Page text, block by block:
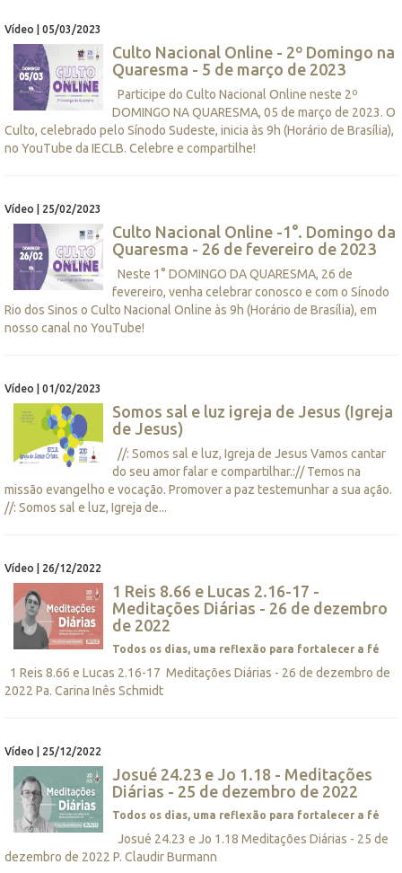
Vídeo | 05/03/2023
Culto Nacional Online - 2º Domingo na
Quaresma - 5 de março de 2023
Participe do Culto Nacional Online neste 2º
DOMINGO NA QUARESMA, 05 de março de 2023. O
Culto, celebrado pelo Sínodo Sudeste, inicia às 9h (Horário de Brasília),
no YouTube da IECLB. Celebre e compartilhe!
Vídeo | 25/02/2023
Culto Nacional Online -1°. Domingo da
Quaresma - 26 de fevereiro de 2023
Neste 1° DOMINGO DA QUARESMA, 26 de
fevereiro, venha celebrar conosco e com o Sínodo
Rio dos Sinos o Culto Nacional Online às 9h (Horário de Brasília), em
nosso canal no YouTube!
Vídeo | 01/02/2023
Somos sal e luz igreja de Jesus (Igreja
de Jesus)
//: Somos sal e luz, Igreja de Jesus Vamos cantar
do seu amor falar e compartilhar.:// Temos na
missão evangelho e vocação. Promover a paz testemunhar a sua ação.
//: Somos sal e luz, Igreja de...
Vídeo | 26/12/2022
1 Reis 8.66 e Lucas 2.16-17 -
Meditações Diárias - 26 de dezembro
de 2022
Todos os dias, uma reflexão para fortalecer a fé
1 Reis 8.66 e Lucas 2.16-17 Meditações Diárias - 26 de dezembro de
2022 Pa. Carina Inês Schmidt
Vídeo | 25/12/2022
Josué 24.23 e Jo 1.18 - Meditações
Diárias - 25 de dezembro de 2022
Todos os dias, uma reflexão para fortalecer a fé
Josué 24.23 e Jo 1.18 Meditações Diárias - 25 de
dezembro de 2022 P. Claudir Burmann